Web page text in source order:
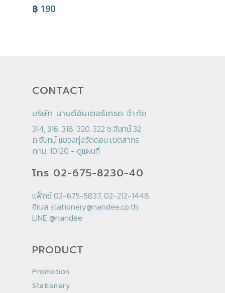
฿ 190
CONTACT
บริษัท นานดีอินเตอร์เทรด จำกัด
314, 316, 318, 320, 322 ซ.จันทน์ 32
ถ.จันทน์ แขวงทุ่งวัดดอน เขตสาทร
กทม. 10120 - ดูแผนที่
โทร 02-675-8230-40
แฟ็กซ์ 02-675-5837, 02-212-1448
อีเมล stationery@nandee.co.th
LINE @nandee
PRODUCT
Promotion
Stationery